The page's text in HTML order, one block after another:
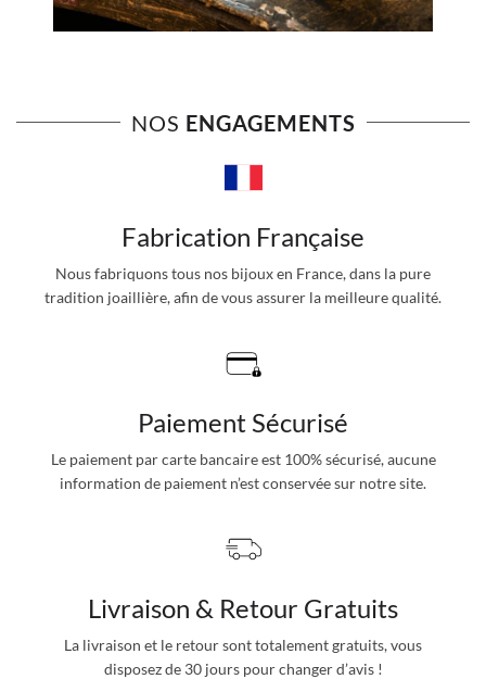
NOS ENGAGEMENTS
Fabrication Française
Nous fabriquons tous nos bijoux en France, dans la pure
tradition joaillière, afin de vous assurer la meilleure qualité.
Paiement Sécurisé
Le paiement par carte bancaire est 100% sécurisé, aucune
information de paiement n’est conservée sur notre site.
Livraison & Retour Gratuits
La livraison et le retour sont totalement gratuits, vous
disposez de 30 jours pour changer d’avis !